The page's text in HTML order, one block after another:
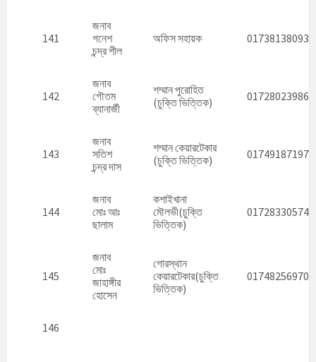
141
জনাব
গনেশ
চন্দ্র শীল
অফিস সহায়ক 01738138093
142
জনাব
গৌতম
ব্যানার্জী
শম্মান পুরোহিত
(চুক্তি ভিত্তিক)
01728023986
143
জনাব
সতিশ
চন্দ্র দাস
শম্মান কেয়ারটেকার
(চুক্তি ভিত্তিক)
01749187197
144
জনাব
মোঃ আঃ
ছালাম
কশাইখানা
মৌলভী(চুক্তি
ভিত্তিক)
01728330574
145
জনাব
মোঃ
জাহাঙ্গীর
হোসেন
গোরস্থান
কেয়ারটেকার(চুক্তি
ভিত্তিক)
01748256970
146